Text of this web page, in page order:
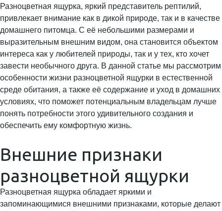
Разноцветная ящурка, яркий представитель рептилий,
привлекает внимание как в дикой природе, так и в качестве
домашнего питомца. С её небольшими размерами и
выразительным внешним видом, она становится объектом
интереса как у любителей природы, так и у тех, кто хочет
завести необычного друга. В данной статье мы рассмотрим
особенности жизни разноцветной ящурки в естественной
среде обитания, а также её содержание и уход в домашних
условиях, что поможет потенциальным владельцам лучше
понять потребности этого удивительного создания и
обеспечить ему комфортную жизнь.
Внешние признаки
разноцветной ящурки
Разноцветная ящурка обладает яркими и
запоминающимися внешними признаками, которые делают